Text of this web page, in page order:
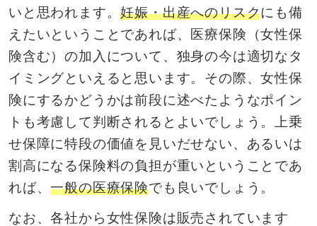
いと思われます。妊娠・出産へのリスクにも備
えたいということであれば、医療保険（女性保
険含む）の加入について、独身の今は適切なタ
イミングといえると思います。その際、女性保
険にするかどうかは前段に述べたようなポイン
トも考慮して判断されるとよいでしょう。上乗
せ保障に特段の価値を見いだせない、あるいは
割高になる保険料の負担が重いということであ
れば、一般の医療保険でも良いでしょう。
なお、各社から女性保険は販売されています